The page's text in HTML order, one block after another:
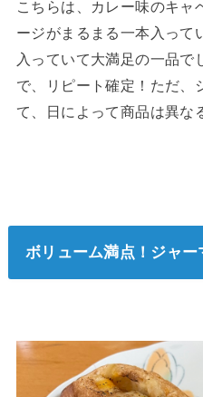
こちらは、カレー味のキャ
ージがまるまる一本入って
入っていて大満足の一品で
で、リピート確定！ただ、
て、日によって商品は異な
ボリューム満点！ジャー